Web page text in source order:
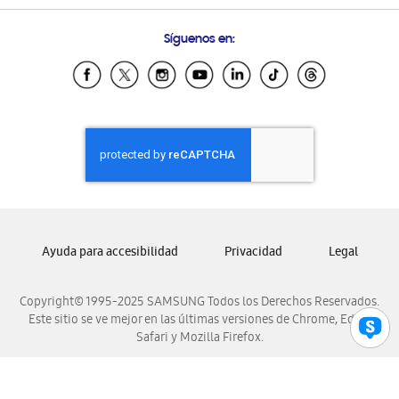
Samsung Ecuador
Samsung El Salvador
Samsung Honduras
Samsung Nicaragua
Samsung Panamá
Samsung Venezuela
Síguenos en:
Copyright© 1995-2025 SAMSUNG Todos los Derechos Reservados.
Este sitio se ve mejor en las últimas versiones de Chrome, Edge,
Safari y Mozilla Firefox.
Ayuda para accesibilidad Privacidad Legal